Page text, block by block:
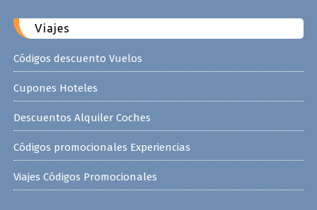
Viajes
Códigos descuento Vuelos
Cupones Hoteles
Descuentos Alquiler Coches
Códigos promocionales Experiencias
Viajes Códigos Promocionales